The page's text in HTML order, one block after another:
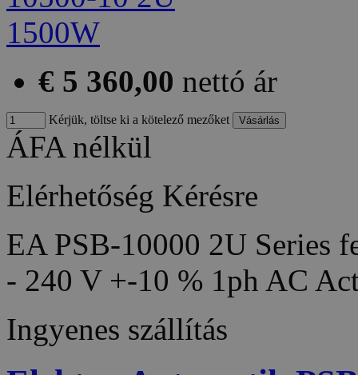
€ 5 360,00 nettó ár
Kérjük, töltse ki a kötelező mezőket
ÁFA nélkül
Elérhetőség Kérésre
EA PSB-10000 2U Series
- 240 V +-10 % 1ph AC
Ingyenes szállítás